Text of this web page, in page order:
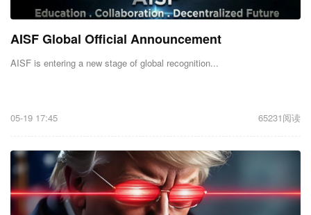
AISF Global Official Announcement
AISF is entering a new stage of global recognition...
05-19 17:45 65231阅读